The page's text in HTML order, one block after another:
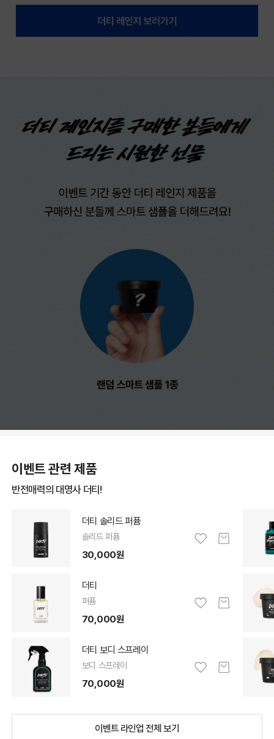
이벤트 관련 제품
반전매력의 대명사 더티!
더티 솔리드 퍼퓸
솔리드 퍼퓸
30,000원
더티
퍼퓸
70,000원
더티 보디 스프레이
보디 스프레이
70,000원
이벤트 라인업 전체 보기